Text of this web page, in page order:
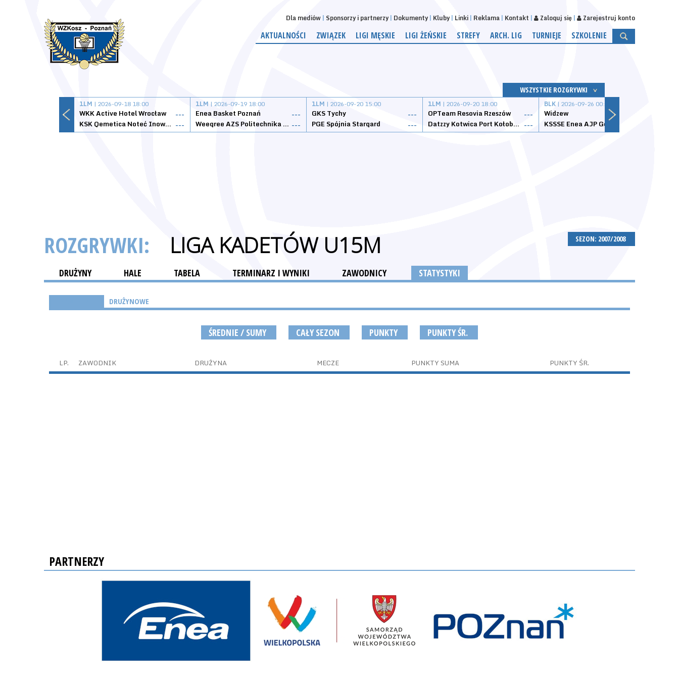
Dla mediów Sponsorzy i partnerzy Dokumenty Kluby Linki Reklama Kontakt Zaloguj się Zarejestruj konto
AKTUALNOŚCI ZWIĄZEK LIGI MĘSKIE LIGI ŻEŃSKIE STREFY ARCH. LIG TURNIEJE SZKOLENIE
WSZYSTKIE ROZGRYWKI
1LM | 2026-09-18 18:00
WKK Active Hotel Wrocław
---
KSK Qemetica Noteć Inowrocław ---
1LM | 2026-09-19 18:00
Enea Basket Poznań
---
Weegree AZS Politechnika Opolska ---
1LM | 2026-09-20 15:00
GKS Tychy
---
PGE Spójnia Stargard
---
1LM | 2026-09-20 18:00
OPTeam Resovia Rzeszów
---
Datzzy Kotwica Port Kołobrzeg ---
BLK | 2026-09-26 00:00
Widzew
SEZON: 2007/2008
ROZGRYWKI: LIGA KADETÓW U15M
DRUŻYNY HALE TABELA TERMINARZ I WYNIKI ZAWODNICY STATYSTYKI
DRUŻYNOWE
ŚREDNIE / SUMY CAŁY SEZON PUNKTY PUNKTY ŚR.
LP. ZAWODNIK DRUŻYNA MECZE PUNKTY SUMA PUNKTY ŚR.
PARTNERZY